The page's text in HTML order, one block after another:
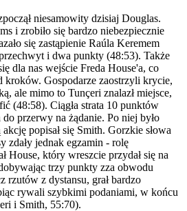
niesamowity dzisiaj Douglas.
i zrobiło się bardzo niebezpiecznie
się zastąpienie Raúla Keremem
i dwa punkty (48:53). Także
dla nas wejście Freda House'a, co
kroków. Gospodarze zaostrzyli krycie,
ale mimo to Tunçeri znalazł miejsce,
(48:58). Ciągła strata 10 punktów
do przerwy na żądanie. Po niej było
popisał się Smith. Gorzkie słowa
zdały jednak egzamin - rolę
House, który wreszcie przydał się na
trzy punkty zza obwodu
rzutów z dystansu, grał bardzo
rywali szybkimi podaniami, w końcu
i Smith, 55:70).